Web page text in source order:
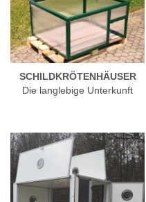
SCHILDKRÖTENHÄUSER
Die langlebige Unterkunft